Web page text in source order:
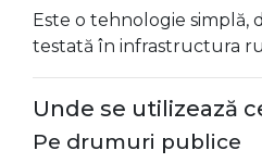
Este o tehnologie simplă,
testată în infrastructura
Unde se utilizează
Pe drumuri publice